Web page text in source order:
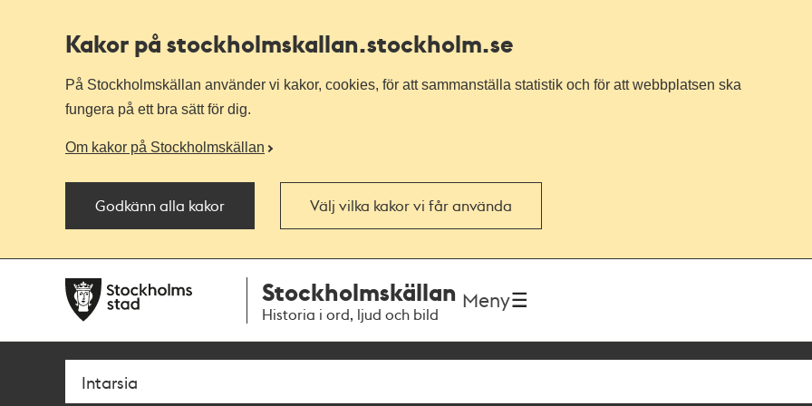
Kakor på stockholmskallan.stockholm.se
På Stockholmskällan använder vi kakor, cookies, för att sammanställa statistik och för att webbplatsen ska
fungera på ett bra sätt för dig.
Om kakor på Stockholmskällan
Godkänn alla kakor Välj vilka kakor vi får använda
navigationen
huvudinnehållet
Stockholmskällan
Historia i ord, ljud och bild
Meny
Sök